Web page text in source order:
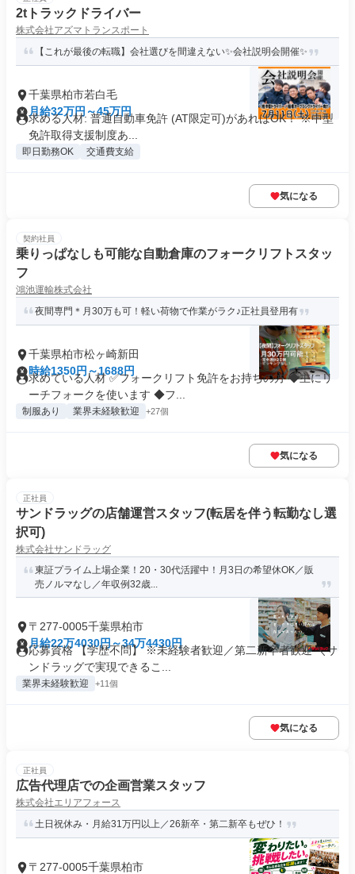
2tトラックドライバー
株式会社アズマトランスポート
【これが最後の転職】会社選びを間違えない✨会社説明会開催✨
千葉県柏市若白毛
月給32万円～45万円
求める人材: 普通自動車免許 (AT限定可)があればOK！ ※中型
免許取得支援制度あ...
即日勤務OK 交通費支給
気になる
契約社員
乗りっぱなしも可能な自動倉庫のフォークリフトスタッ
フ
鴻池運輸株式会社
夜間専門＊月30万も可！軽い荷物で作業がラク♪正社員登用有
千葉県柏市松ヶ崎新田
時給1350円～1688円
求めている人材 ✅フォークリフト免許をお持ちの方 ◆主にリ
ーチフォークを使います ◆フ...
制服あり 業界未経験歓迎 +27個
気になる
正社員
サンドラッグの店舗運営スタッフ(転居を伴う転勤なし選
択可)
株式会社サンドラッグ
東証プライム上場企業！20・30代活躍中！月3日の希望休OK／販
売ノルマなし／年収例32歳...
〒277-0005千葉県柏市
月給22万4030円～34万4430円
応募資格 【学歴不問】 ※未経験者歓迎／第二新卒者歓迎 ＼サ
ンドラッグで実現できるこ...
業界未経験歓迎 +11個
気になる
正社員
広告代理店での企画営業スタッフ
株式会社エリアフォース
土日祝休み・月給31万円以上／26新卒・第二新卒もぜひ！
〒277-0005千葉県柏市